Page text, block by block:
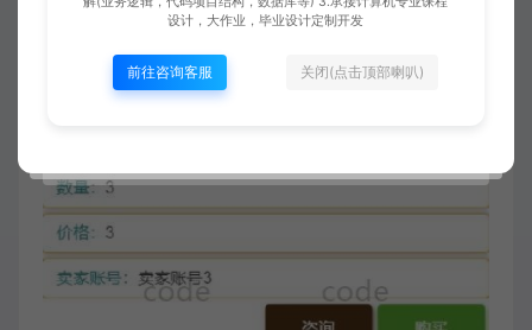
设计，大作业，毕业设计定制开发
前往咨询客服 关闭(点击顶部喇叭)